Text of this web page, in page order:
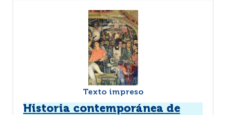
Texto impreso
Historia contemporánea de